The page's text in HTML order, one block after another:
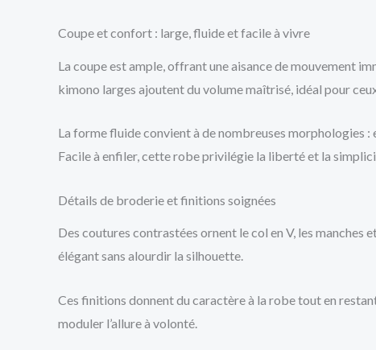
Coupe et confort : large, fluide et facile à vivre
La coupe est ample, offrant une aisance de mouvement
kimono larges ajoutent du volume maîtrisé, idéal pour
La forme fluide convient à de nombreuses morphologies :
Facile à enfiler, cette robe privilégie la liberté et la
Détails de broderie et finitions soignées
Des coutures contrastées ornent le col en V, les
élégant sans alourdir la silhouette.
Ces finitions donnent du caractère à la robe tout en
moduler l’allure à volonté.